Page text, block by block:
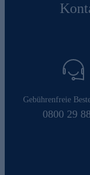
Gebührenfreie
0800 29